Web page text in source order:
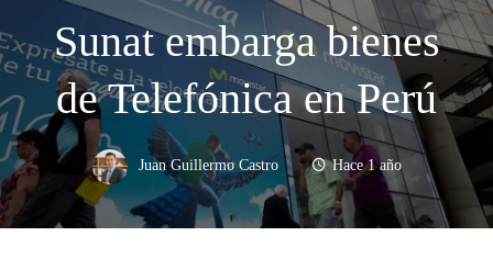
Sunat embarga bienes
de Telefónica en Perú
Juan Guillermo Castro Hace 1 año